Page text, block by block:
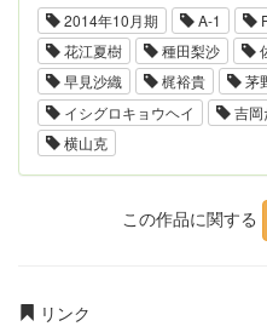
2014年10月期 A-1
花江夏樹
種田梨沙
早見沙織
梶裕貴
茅
イシグロキョウヘイ
吉岡
横山克
この作品に関する
リンク